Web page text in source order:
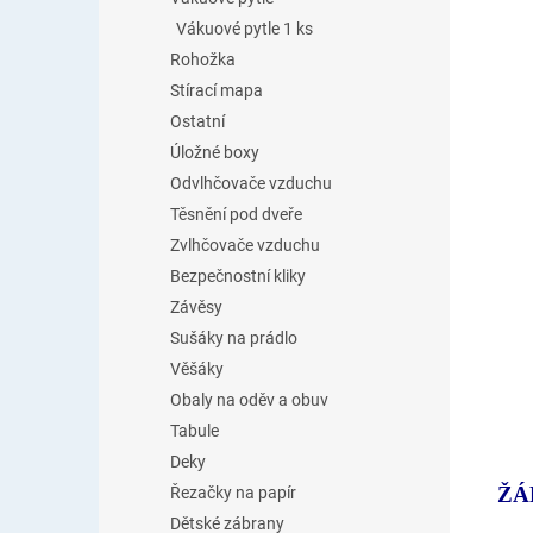
Vákuové pytle 1 ks
Rohožka
Stírací mapa
Ostatní
Úložné boxy
Odvlhčovače vzduchu
Těsnění pod dveře
Zvlhčovače vzduchu
Bezpečnostní kliky
Závěsy
Sušáky na prádlo
Věšáky
Obaly na oděv a obuv
Tabule
Deky
Řezačky na papír
Dětské zábrany